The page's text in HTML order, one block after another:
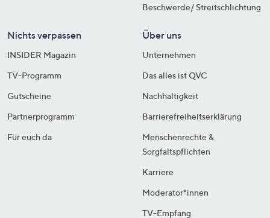
Beschwerde/ Streitschlichtung
Nichts verpassen
INSIDER Magazin
TV-Programm
Gutscheine
Partnerprogramm
Für euch da
Über uns
Unternehmen
Das alles ist QVC
Nachhaltigkeit
Barrierefreiheitserklärung
Menschenrechte &
Sorgfaltspflichten
Karriere
Moderator*innen
TV-Empfang